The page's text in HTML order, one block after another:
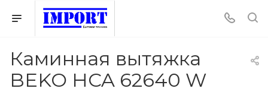
Каминная вытяжка
BEKO HCA 62640 W